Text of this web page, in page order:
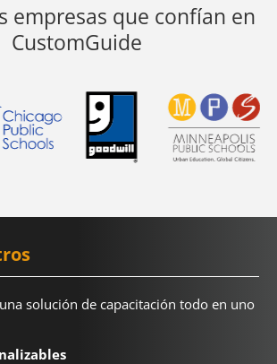
empresas que confían en
CustomGuide
solución de capacitación todo en uno